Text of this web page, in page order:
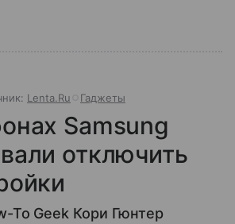
Lenta.Ru Гаджеты
Samsung
отключить
To Geek Кори Гюнтер